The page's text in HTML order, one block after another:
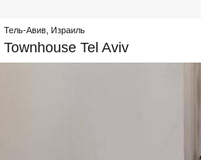
Тель-Авив Израиль
Townhouse Tel Aviv